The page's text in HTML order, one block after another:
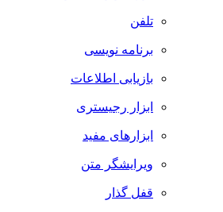
تلفن
برنامه نویسی
بازیابی اطلاعات
ابزار رجیستری
ابزارهای مفید
ویرایشگر متن
قفل گذار